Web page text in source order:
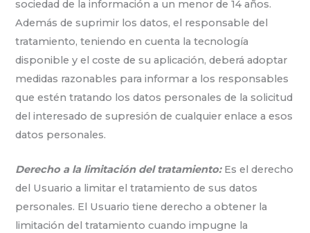
sociedad de la información a un menor de 14 años.
Además de suprimir los datos, el responsable del
tratamiento, teniendo en cuenta la tecnología
disponible y el coste de su aplicación, deberá adoptar
medidas razonables para informar a los responsables
que estén tratando los datos personales de la solicitud
del interesado de supresión de cualquier enlace a esos
datos personales.
Derecho a la limitación del tratamiento:Es el derecho
del Usuario a limitar el tratamiento de sus datos
personales. El Usuario tiene derecho a obtener la
limitación del tratamiento cuando impugne la